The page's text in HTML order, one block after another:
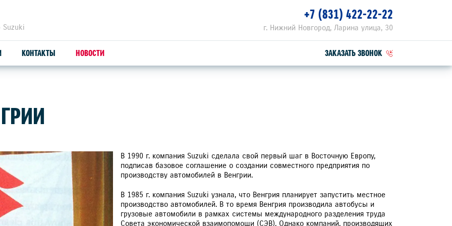
г. Нижний Новгород, Ларина улица, 30
+7 (831) 422-22-22
ЗАПЧАСТИ И АКСЕССУАРЫ
ПРОДУКЦИЯ SUZUTEC
КУЗОВНЫЕ ЗАПЧАСТИ И РЕМОНТ
УЗНАТЬ СТОИМОСТЬ ДЕТАЛИ
ОПТОВЫЕ ПРОДАЖИ ЗАПЧАСТЕЙ
СЕЗОННЫЙ СЕРВИС
СЕМЕЙНЫЙ АВТОСЕРВИС
КУЗОВНОЙ РЕМОНТ ЯПОНСКИХ АВТОМОБИЛЕЙ
SUZUKI
КОНТАКТЫ НОВОСТИ ЗАКАЗАТЬ ЗВОНОК
В 1990 г. компания Suzuki сделала свой первый шаг в Восточную Европу,
подписав базовое соглашение о создании совместного предприятия по
производству автомобилей в Венгрии.
В 1985 г. компания Suzuki узнала, что Венгрия планирует запустить местное
производство автомобилей. В то время Венгрия производила автобусы и
грузовые автомобили в рамках системы международного разделения труда
Совета экономической взаимопомощи (СЭВ). Однако компаний, производящих